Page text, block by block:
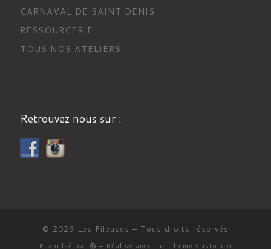
CARNAVAL DE SAINT DENIS
RESSOURCERIE
TOUS NOS ATELIERS
Retrouvez nous sur :
© 2026 Les Fileuses – Tous droits réservés
Propulsé par – Réalisé avec the Thème Customizr